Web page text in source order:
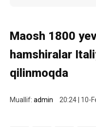
Maosh 1800
hamshiralar
qilinmoqda
Muallif: admin 20:24 | 10-